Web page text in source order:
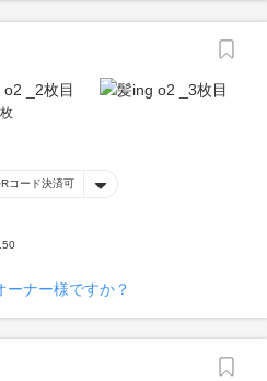
コード決済可
ーナー様ですか？